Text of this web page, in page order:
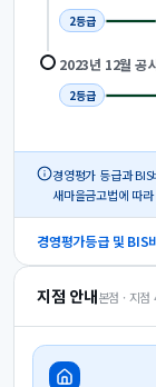
2등급
2023년 12월 공
2등급
경영평가 등급과 BIS
새마을금고법에 따
경영평가등급 및 BIS
지점 안내본점 · 지점